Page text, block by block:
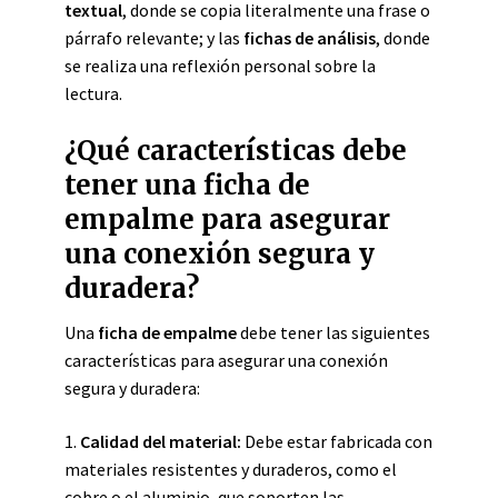
textual, donde se copia literalmente una frase o
párrafo relevante; y las fichas de análisis, donde
se realiza una reflexión personal sobre la
lectura.
¿Qué características debe
tener una ficha de
empalme para asegurar
una conexión segura y
duradera?
Una ficha de empalmedebe tener las siguientes
características para asegurar una conexión
segura y duradera:
1. Calidad del material: Debe estar fabricada con
materiales resistentes y duraderos, como el